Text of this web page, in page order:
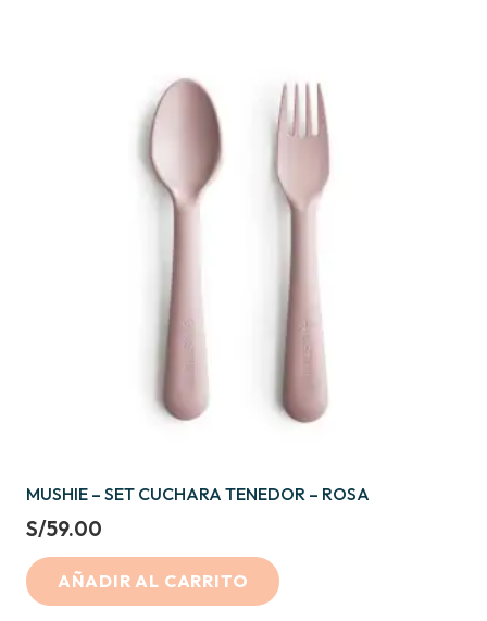
MUSHIE – SET CUCHARA TENEDOR – ROSA
S/59.00
AÑADIR AL CARRITO